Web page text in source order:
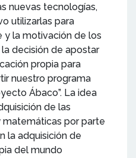
nuevas tecnologías,
utilizarlas para
y la motivación de los
decisión de apostar
propia para
nuestro programa
Ábaco”. La idea
de las
por parte
la adquisición de
del mundo